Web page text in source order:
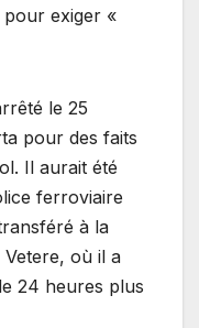
exiger «
le 25
pour des faits
Il aurait été
ferroviaire
à la
où il a
24 heures plus